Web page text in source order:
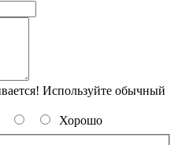
Используйте обычный
Хорошо